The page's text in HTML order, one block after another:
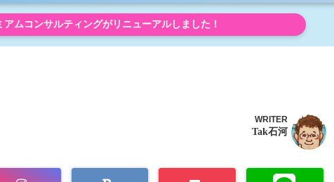
ムコンサルティングがリニューアルしました！
WRITER
Tak石河